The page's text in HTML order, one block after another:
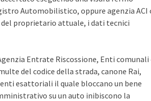
Automobilistico, oppure agenzia ACI
del proprietario attuale, i dati tecnici
Entrate Riscossione, Enti comunali
del codice della strada, canone Rai,
esattoriali il quale bloccano un bene
su un auto inibiscono la